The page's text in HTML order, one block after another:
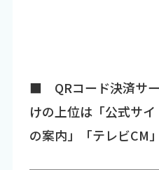
■ QRコード決済サ
けの上位は「公式サ
の案内」「テレビCM」